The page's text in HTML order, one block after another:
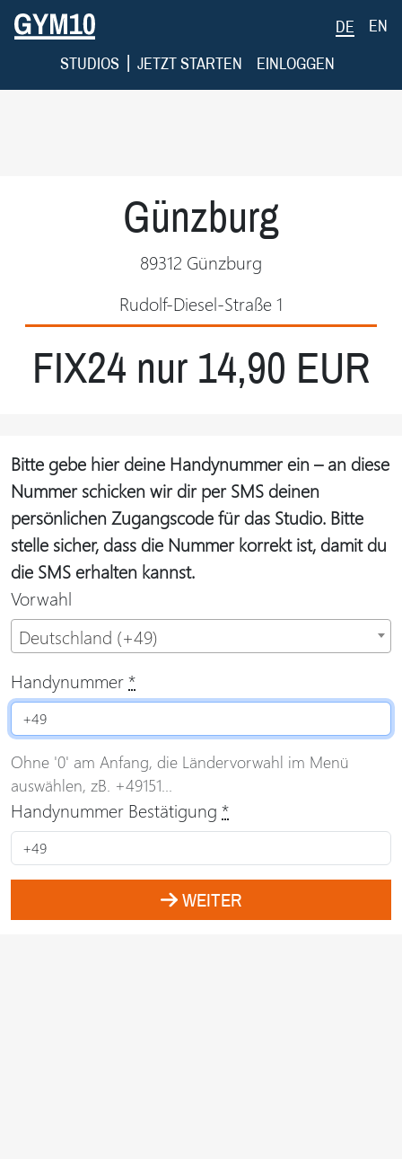
DE
EN
STUDIOS | JETZT STARTEN EINLOGGEN
Günzburg
89312 Günzburg
Rudolf-Diesel-Straße 1
FIX24 nur 14,90 EUR
Bitte gebe hier deine Handynummer ein – an diese
Nummer schicken wir dir per SMS deinen
persönlichen Zugangscode für das Studio. Bitte
stelle sicher, dass die Nummer korrekt ist, damit du
die SMS erhalten kannst.
Vorwahl
Deutschland (+49)
Handynummer*
Ohne '0' am Anfang, die Ländervorwahl im Menü
auswählen, zB. +49151...
Handynummer Bestätigung *
WEITER